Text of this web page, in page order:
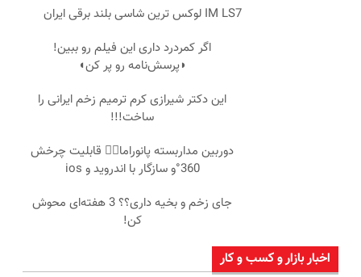
IM LS7 لوکس ترین شاسی بلند برقی ایران
اگر کمردرد داری این فیلم رو ببین!
◗پرسش‌نامه رو پر کن◖
این دکتر شیرازی کرم ترمیم زخم ایرانی را
ساخت!!!
دوربین مداربسته پانوراما👈🏻 قابلیت چرخش
360°و سازگار با اندروید و ios
جای زخم و بخیه داری؟؟ 3 هفته‌ای محوش
کن!
اخبار بازار و کسب و کار